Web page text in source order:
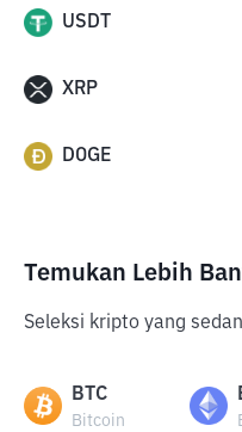
USDT
XRP
DOGE
Temukan Lebih
Seleksi kripto yang
BTC
Bitcoin